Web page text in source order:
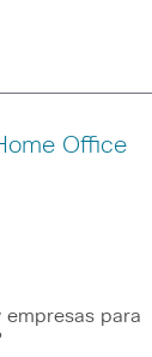
Office
empresas para